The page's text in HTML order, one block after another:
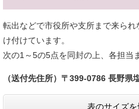
転出などで市役所や支所まで来ら
け付けています。
次の1～5の5点を同封の上、各担当
（送付先住所）〒399-0786 長野県
表のサイズ